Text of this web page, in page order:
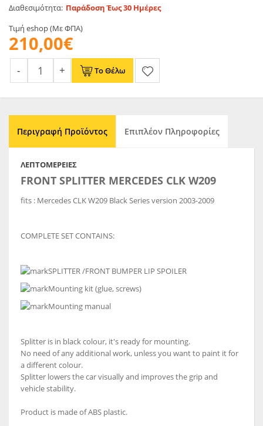
Διαθεσιμότητα: Παράδοση Έως 30 Ημέρες
Τιμή eshop (Με ΦΠΑ)
210,00€
Το Θέλω
Περιγραφή Προϊόντος Επιπλέον Πληροφορίες
ΛΕΠΤΟΜΈΡΕΙΕΣ
FRONT SPLITTER MERCEDES CLK W209
fits : Mercedes CLK W209 Black Series version 2003-2009
COMPLETE SET CONTAINS:
SPLITTER /FRONT BUMPER LIP SPOILER
Mounting kit (glue, screws)
Mounting manual
Splitter is in black colour, it's ready for mounting.
No need of any additional work, unless you want to paint it for
a different colour.
Splitter lowers the car visually and improves the grip and
vehicle stability.
Product is made of ABS plastic.